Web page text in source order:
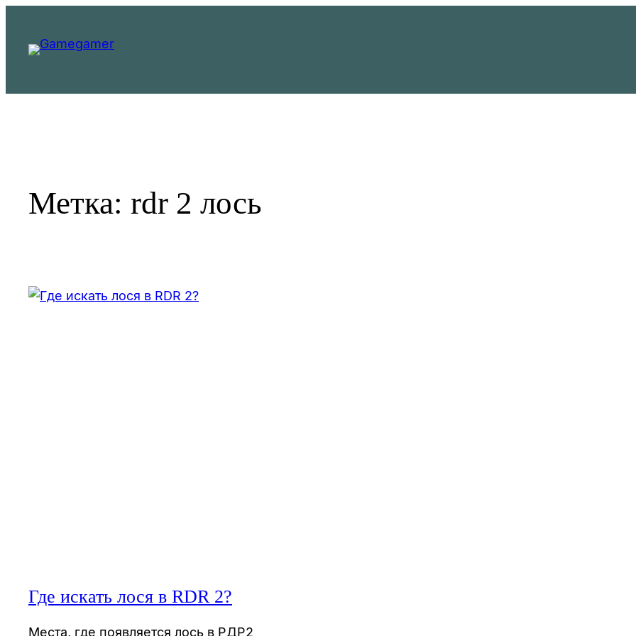
содержимому
Метка: rdr 2 лось
Где искать лося в RDR 2?
Места, где появляется лось в РДР2